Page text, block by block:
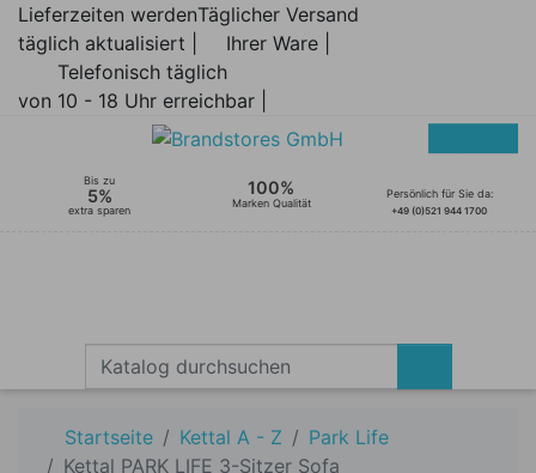
Lieferzeiten werden
täglich aktualisiert |
Täglicher Versand
Ihrer Ware |
Telefonisch täglich
von 10 - 18 Uhr erreichbar |
Bis zu
5%
extra sparen
100%
Marken Qualität
Persönlich für Sie da:
+49 (0)521 944 1700
Startseite Kettal A - Z
Park Life
Kettal PARK LIFE 3-Sitzer Sofa